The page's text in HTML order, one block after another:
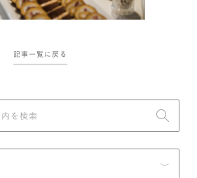
記事一覧に戻る